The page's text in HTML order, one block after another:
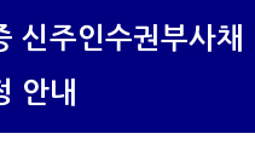
신주인수권부사채
안내